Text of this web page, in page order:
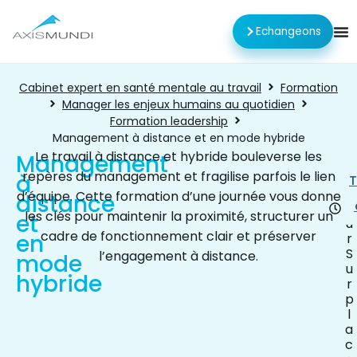
Echangeons
Cabinet expert en santé mentale au travail
Formation
Manager les enjeux humains au quotidien
Formation leadership
Management à distance et en mode hybride
Management
à
distance
et
en
mode
hybride
Le travail à distance et hybride bouleverse les
repères du management et fragilise parfois le lien
d’équipe. Cette formation d’une journée vous donne
les clés pour maintenir la proximité, structurer un
cadre de fonctionnement clair et préserver
l’engagement à distance.
1
u
r
S
u
r
p
l
a
c